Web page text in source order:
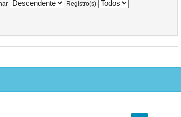
Registro(s)